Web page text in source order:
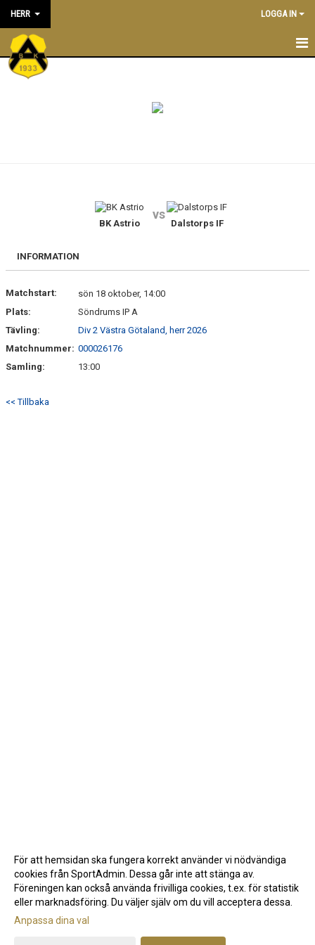
HERR LOGGA IN
NYHETER
BK Astrio
vs
Dalstorps IF
INFORMATION
Matchstart:
sön 18 oktober, 14:00
Plats:
Söndrums IP A
Tävling:
Div 2 Västra Götaland, herr 2026
Matchnummer: 000026176
Samling:
13:00
<< Tillbaka
Gå till Webbversion
För att hemsidan ska fungera korrekt använder vi nödvändiga
cookies från SportAdmin. Dessa går inte att stänga av.
Föreningen kan också använda frivilliga cookies, t.ex. för statistik
eller marknadsföring. Du väljer själv om du vill acceptera dessa.
Anpassa dina val